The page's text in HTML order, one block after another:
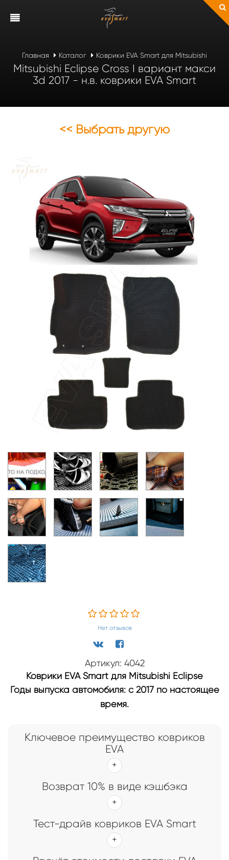
Главная Каталог Коврики EVA Smart для Mitsubishi
Mitsubishi Eclipse Cross I вариант макси
3d 2017 - н.в. коврики EVA Smart
<< Выбрать другую
Нет отзывов
Артикул: 4042
Коврики EVA Smart для Mitsubishi Eclipse
Годы выпуска автомобиля: с 2017 по настоящее
время.
Ключевое преимущество ковриков
EVA
Возврат 10% в виде кэшбэка
Тест-драйв ковриков EVA Smart